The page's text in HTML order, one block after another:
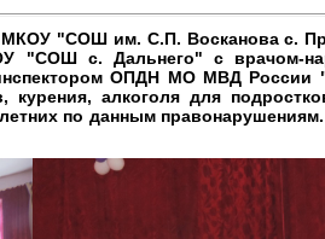
МКОУ "СОШ им. С.П. Восканова с.
"СОШ с. Дальнего" с врачом-
ОПДН МО МВД России
алкоголя для
по данным